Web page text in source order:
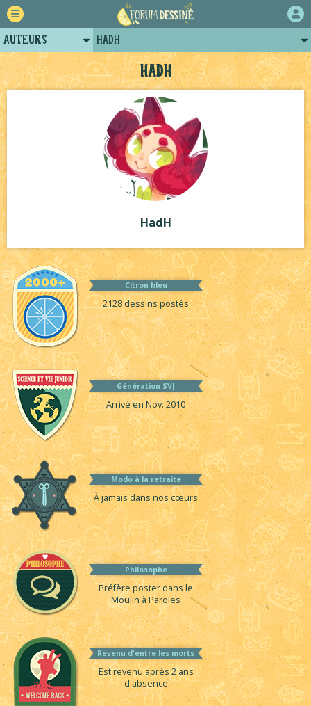
HadH
HadH
Citron bleu
2128 dessins postés
Génération SVJ
Arrivé en Nov. 2010
Modo à la retraite
À jamais dans nos cœurs
Philosophe
Préfère poster dans le
Moulin à Paroles
Revenu d'entre les morts
Est revenu après 2 ans
d'absence
Auteurs
Retour
Forum
Projets
Tutoriels
HadH
Posts de hadh
Arènes de hadh
Projets collectifs de hadh